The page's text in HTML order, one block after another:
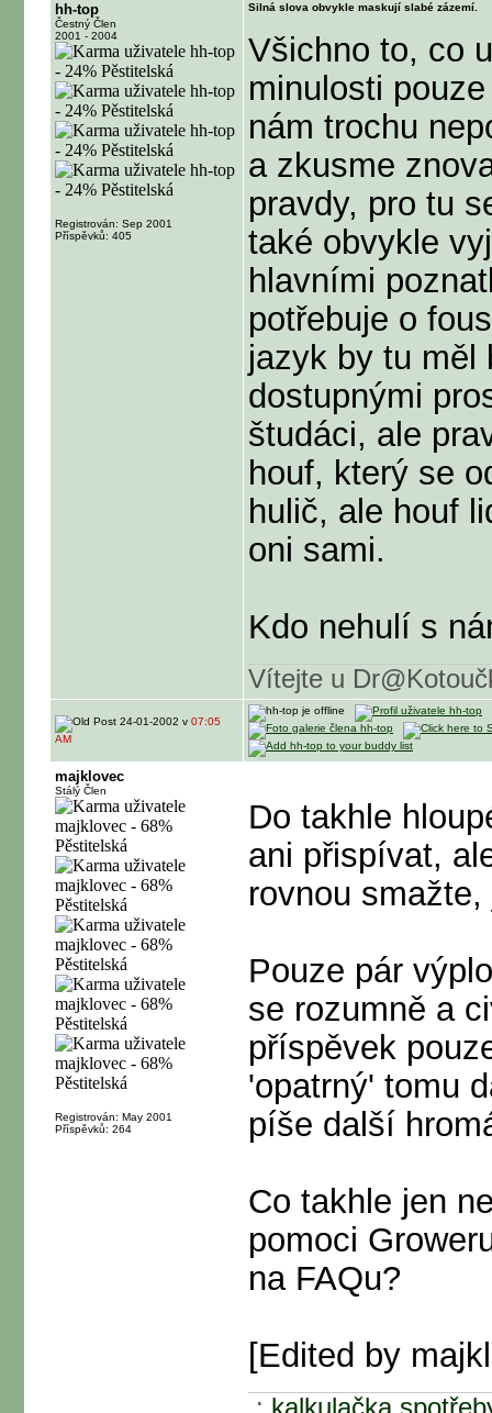
hh-top
Čestný Člen
2001 - 2004
Registrován: Sep 2001
Příspěvků: 405
Silná slova obvykle maskují slabé zázemí.
Všichno to, co
minulosti
nám trochu
a zkusme
pravdy, pro tu
také obvykle
hlavními
potřebuje o
jazyk by tu měl
dostupnými
študáci, ale
houf, který se
hulič, ale houf
oni sami.
Kdo nehulí s
Vítejte u
24-01-2002 v 07:05
AM
majklovec
Stálý Člen
Registrován: May 2001
Příspěvků: 264
Do takhle
ani přispívat,
rovnou
Pouze pár
se rozumně a
příspěvek
'opatrný' tomu
píše další
Co takhle jen
pomoci
na FAQu?
[Edited by